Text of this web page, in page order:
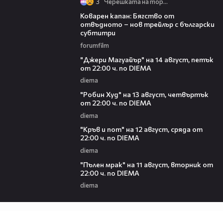
3 Черешката на тортата
Коварен капан: Бягство от
отвъдното – нов трейлър с български
субтитри
forumfilm
"Джери Магуайър" на 14 август, петък
от 22:00 ч. по DIEMA
diema
"Робин Худ" на 13 август, четвъртък
от 22:00 ч. по DIEMA
diema
"Кръв и пот" на 12 август, сряда от
22:00 ч. по DIEMA
diema
"Пълен мрак" на 11 август, вторник от
22:00 ч. по DIEMA
diema